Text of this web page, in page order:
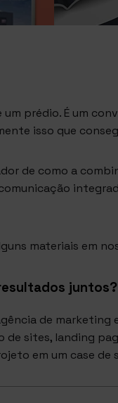
um prédio. É um
isso que
de como a
materiais em
juntos?
de
de sites, landing
em um case de